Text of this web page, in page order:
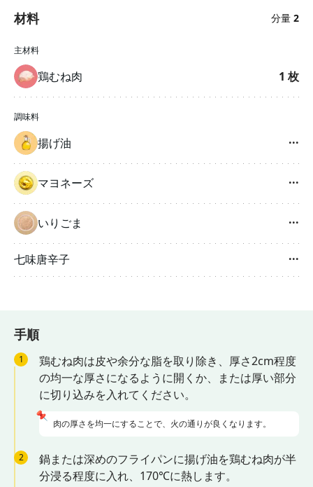
材料 分量 2
主材料
鶏むね肉 1 枚
調味料
揚げ油 ···
マヨネーズ ···
いりごま ···
七味唐辛子 ···
手順
1
鶏むね肉は皮や余分な脂を取り除き、厚さ2cm程度
の均一な厚さになるように開くか、または厚い部分
に切り込みを入れてください。
肉の厚さを均一にすることで、火の通りが良くなります。
📌
2
鍋または深めのフライパンに揚げ油を鶏むね肉が半
分浸る程度に入れ、170℃に熱します。